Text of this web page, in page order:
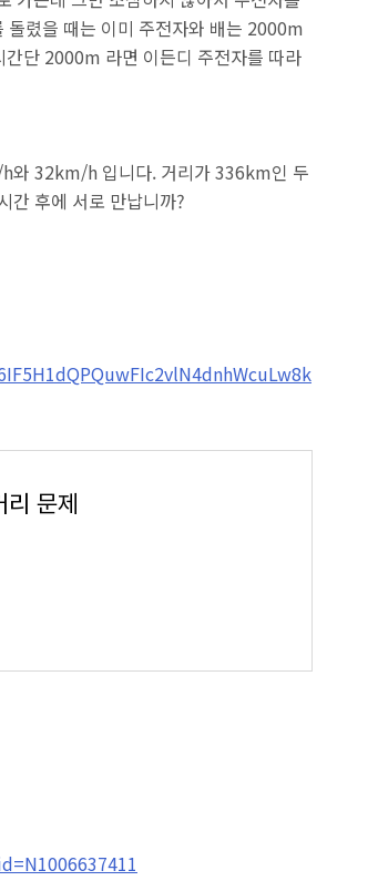
돌렸을 때는 이미 주전자와 배는 2000m
단 2000m 라면 이든디 주전자를 따라
와 32km/h 입니다. 거리가 336km인 두
간 후에 서로 만납니까?
문제